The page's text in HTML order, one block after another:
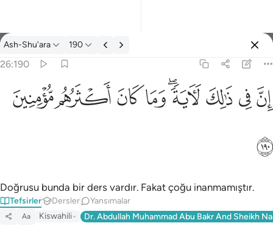
Tefsir: Ash-Shu'ara 26:190
Ash-Shu'ara 190
26:190
ان في ذالك لاية وما كان اكثرهم مومنين ١٩٠
إِنَّ فِى ذَٰلِكَ لَـَٔايَةًۭ ۖ وَمَا كَانَ أَكْثَرُهُم مُّؤْمِنِينَ ١٩٠
ﱳﱴﱵﱶﱷﱸﱹﱺﱻ
ﱼ
Doğrusu bunda bir ders vardır. Fakat çoğu inanmamıştır.
Tefsirler Dersler Yansımalar
Aa Kiswahili Dr. Abdullah Muhammad Abu Bakr And Sheikh